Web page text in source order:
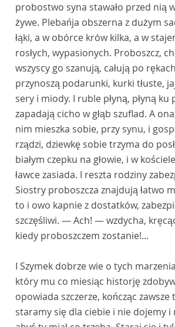
probostwo syna stawało przed nią
żywe. Plebańja obszerna z dużym
łąki, a w obórce krów kilka, a w
rosłych, wypasionych. Proboszcz,
wszyscy go szanują, całują po
przynoszą podarunki, kurki tłuste,
sery i miody. I ruble płyną, płyną ku
zapadają cicho w głąb szuflad. A
nim mieszka sobie, przy synu, i
rządzi, dziewkę sobie trzyma do
białym czepku na głowie, i w
ławce zasiada. I reszta rodziny
Siostry proboszcza znajdują łatwo
to i owo kapnie z dostatków,
szczęśliwi. — Ach! — wzdycha,
kiedy proboszczem zostanie!...
I Szymek dobrze wie o tych
który mu co miesiąc historję
opowiada szczerze, kończąc zawsze
staramy się dla ciebie i nie dojemy i